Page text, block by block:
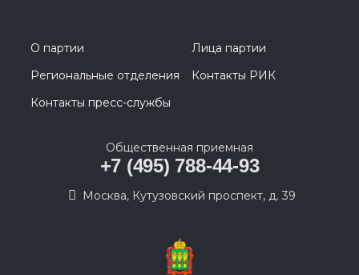
О партии
Лица партии
Региональные отделения
Контакты РИК
Контакты пресс-службы
Общественная приемная
+7 (495) 788-44-93
Москва, Кутузовский проспект, д. 39